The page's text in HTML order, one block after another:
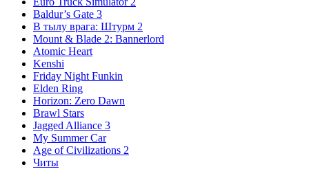
Baldur’s Gate 3
В тылу врага: Штурм 2
Mount & Blade 2: Bannerlord
Atomic Heart
Kenshi
Friday Night Funkin
Elden Ring
Horizon: Zero Dawn
Brawl Stars
Jagged Alliance 3
My Summer Car
Age of Civilizations 2
Читы